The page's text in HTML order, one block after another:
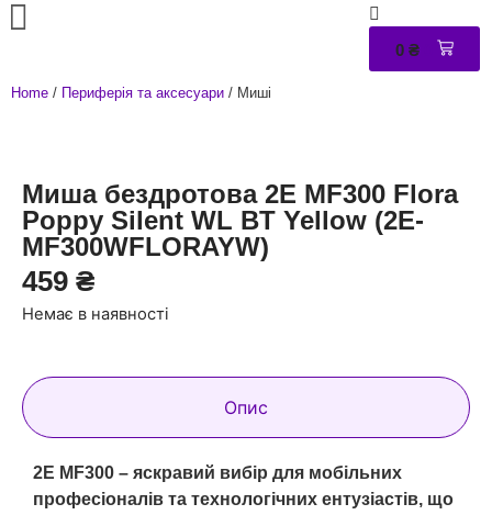
0 ₴
Home / Периферія та аксесуари / Миші
Миша бездротова 2E MF300 Flora
Poppy Silent WL BT Yellow (2E-
MF300WFLORAYW)
459 ₴
Немає в наявності
Опис
2E MF300 – яскравий вибір для мобільних
професіоналів та технологічних ентузіастів, що